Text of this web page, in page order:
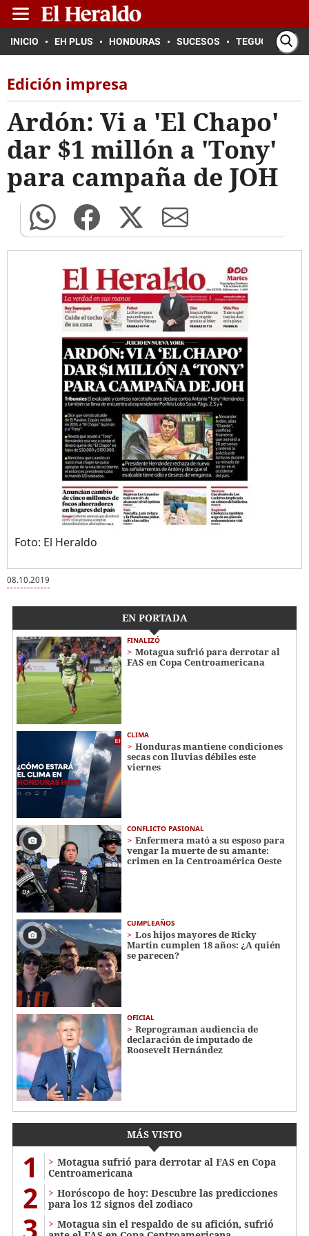
INICIO EH PLUS HONDURAS SUCESOS TEGUCIGALPA
Edición impresa
Ardón: Vi a 'El Chapo'
dar $1 millón a 'Tony'
para campaña de JOH
Foto: El Heraldo
08.10.2019
EN PORTADA
FINALIZÓ
Motagua sufrió para derrotar al
FAS en Copa Centroamericana
CLIMA
Honduras mantiene condiciones
secas con lluvias débiles este
viernes
CONFLICTO PASIONAL
Enfermera mató a su esposo para
vengar la muerte de su amante:
crimen en la Centroamérica Oeste
CUMPLEAÑOS
Los hijos mayores de Ricky
Martin cumplen 18 años: ¿A quién
se parecen?
OFICIAL
Reprograman audiencia de
declaración de imputado de
Roosevelt Hernández
MÁS VISTO
1
Motagua sufrió para derrotar al FAS en Copa
Centroamericana
2
Horóscopo de hoy: Descubre las predicciones
para los 12 signos del zodiaco
Motagua sin el respaldo de su afición, sufrió